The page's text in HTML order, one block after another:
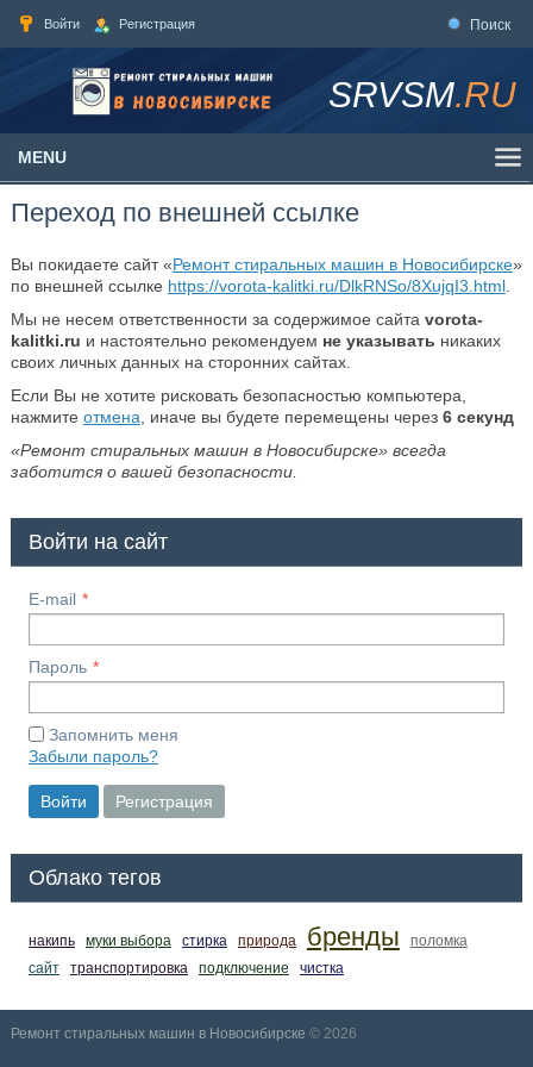
Войти Регистрация Поиск
SRVSM.RU
MENU
Переход по внешней ссылке
Вы покидаете сайт «Ремонт стиральных машин в Новосибирске»
по внешней ссылке https://vorota-kalitki.ru/DlkRNSo/8XujqI3.html.
Мы не несем ответственности за содержимое сайта vorota-
kalitki.ru и настоятельно рекомендуем не указывать никаких
своих личных данных на сторонних сайтах.
Если Вы не хотите рисковать безопасностью компьютера,
нажмите отмена , иначе вы будете перемещены через 6секунд
«Ремонт стиральных машин в Новосибирске» всегда
заботится о вашей безопасности.
Войти на сайт
E-mail
Пароль
Запомнить меня
Забыли пароль?
Войти Регистрация
Облако тегов
накипь муки выбора стирка природа бренды
поломка
сайт
транспортировка подключение чистка
Ремонт стиральных машин в Новосибирске © 2026